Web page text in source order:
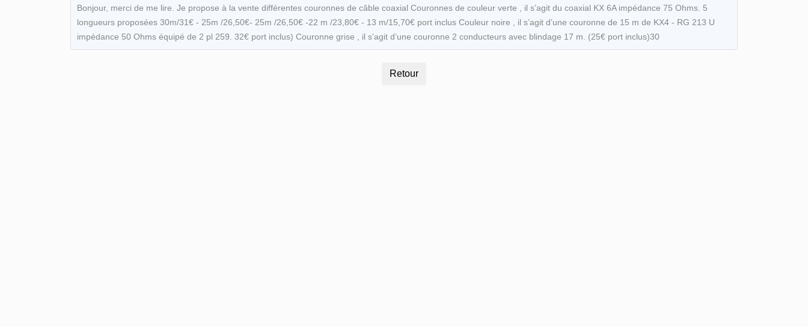
Bonjour, merci de me lire. Je propose à la vente différentes couronnes de câble coaxial Couronnes de couleur verte , il s’agit du coaxial KX 6A impédance 75 Ohms. 5
longueurs proposées 30m/31€ - 25m /26,50€- 25m /26,50€ -22 m /23,80€ - 13 m/15,70€ port inclus Couleur noire , il s’agit d’une couronne de 15 m de KX4 - RG 213 U
impédance 50 Ohms équipé de 2 pl 259. 32€ port inclus) Couronne grise , il s’agit d’une couronne 2 conducteurs avec blindage 17 m. (25€ port inclus)30